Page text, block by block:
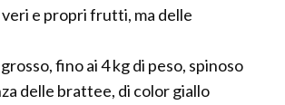
e propri frutti, ma delle
fino ai 4 kg di peso, spinoso
delle brattee, di color giallo